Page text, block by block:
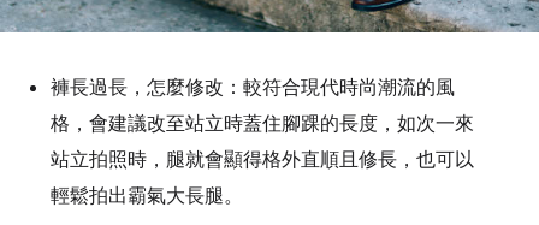
褲長過長，怎麼修改：較符合現代時尚潮流的風
格，會建議改至站立時蓋住腳踝的長度，如次一來
站立拍照時，腿就會顯得格外直順且修長，也可以
輕鬆拍出霸氣大長腿。